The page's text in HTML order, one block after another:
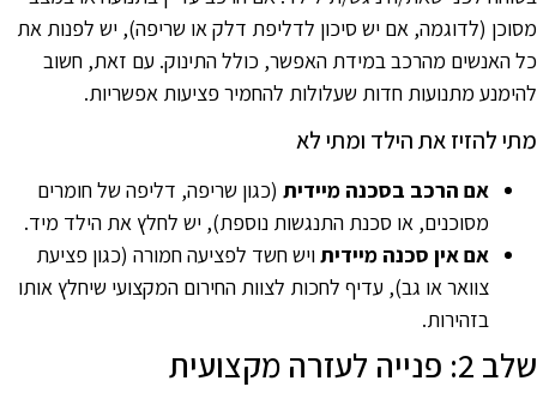
(לדוגמה, אם יש סיכון לדליפת דלק או שריפה), יש לפנות את
האנשים מהרכב במידת האפשר, כולל התינוק. עם זאת, חשוב
מתנועות חדות שעלולות להחמיר פציעות אפשריות.
להזיז את הילד ומתי לא
אם הרכב בסכנה מיידית(כגון שריפה, דליפה של חומרים
מסוכנים, או סכנת התנגשות נוספת), יש לחלץ את הילד מיד.
אם אין סכנה מיידיתויש חשד לפציעה חמורה (כגון פציעת
צוואר או גב), עדיף לחכות לצוות החירום המקצועי שיחלץ אותו
בזהירות.
פנייה לעזרה מקצועית